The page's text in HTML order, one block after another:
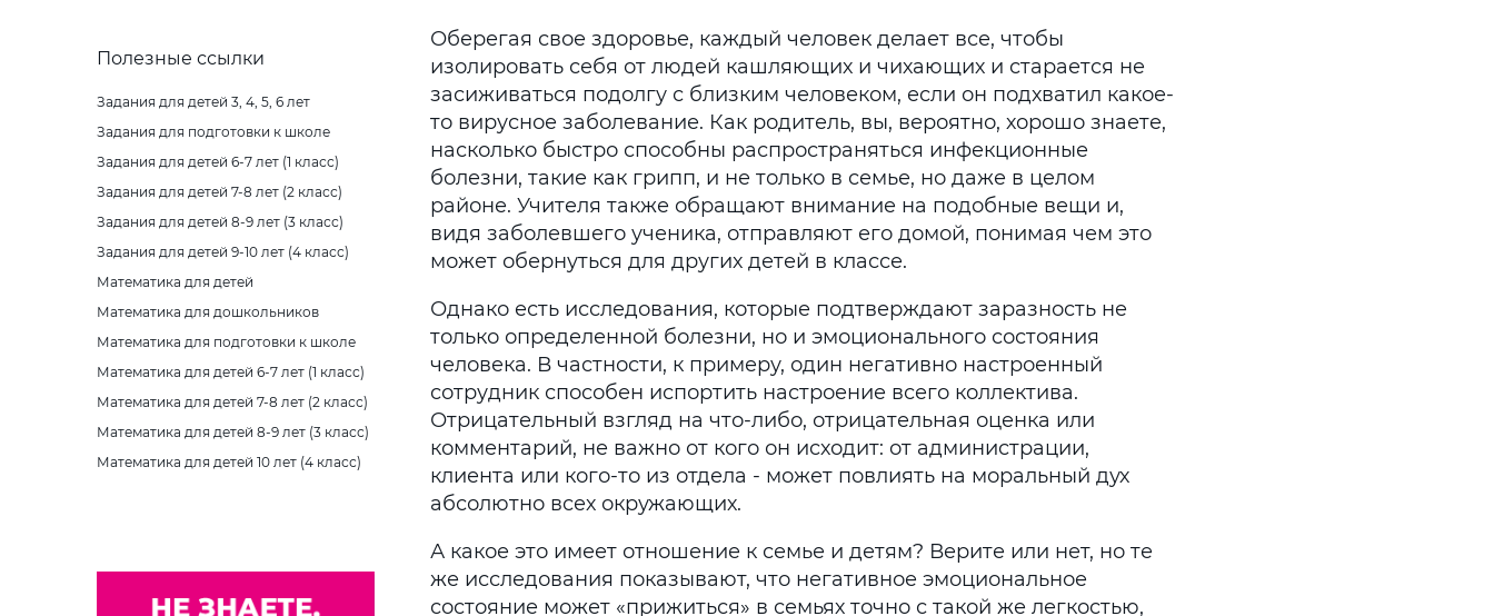
Полезные ссылки
Задания для детей 3, 4, 5, 6 лет
Задания для подготовки к школе
Задания для детей 6-7 лет (1 класс)
Задания для детей 7-8 лет (2 класс)
Задания для детей 8-9 лет (3 класс)
Задания для детей 9-10 лет (4 класс)
Математика для детей
Математика для дошкольников
Математика для подготовки к школе
Математика для детей 6-7 лет (1 класс)
Математика для детей 7-8 лет (2 класс)
Математика для детей 8-9 лет (3 класс)
Математика для детей 10 лет (4 класс)
Оберегая свое здоровье, каждый человек делает все, чтобы
изолировать себя от людей кашляющих и чихающих и старается не
засиживаться подолгу с близким человеком, если он подхватил какое-
то вирусное заболевание. Как родитель, вы, вероятно, хорошо знаете,
насколько быстро способны распространяться инфекционные
болезни, такие как грипп, и не только в семье, но даже в целом
районе. Учителя также обращают внимание на подобные вещи и,
видя заболевшего ученика, отправляют его домой, понимая чем это
может обернуться для других детей в классе.
Однако есть исследования, которые подтверждают заразность не
только определенной болезни, но и эмоционального состояния
человека. В частности, к примеру, один негативно настроенный
сотрудник способен испортить настроение всего коллектива.
Отрицательный взгляд на что-либо, отрицательная оценка или
комментарий, не важно от кого он исходит: от администрации,
клиента или кого-то из отдела - может повлиять на моральный дух
абсолютно всех окружающих.
А какое это имеет отношение к семье и детям? Верите или нет, но те
же исследования показывают, что негативное эмоциональное
состояние может «прижиться» в семьях точно с такой же легкостью,